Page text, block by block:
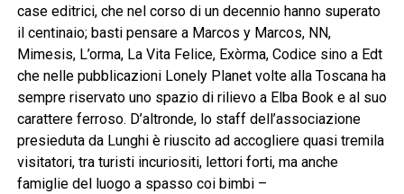
case editrici, che nel corso di un decennio hanno superato
il centinaio; basti pensare a Marcos y Marcos, NN,
Mimesis, L’orma, La Vita Felice, Exòrma, Codice sino a Edt
che nelle pubblicazioni Lonely Planet volte alla Toscana ha
sempre riservato uno spazio di rilievo a Elba Book e al suo
carattere ferroso. D’altronde, lo staff dell’associazione
presieduta da Lunghi è riuscito ad accogliere quasi tremila
visitatori, tra turisti incuriositi, lettori forti, ma anche
famiglie del luogo a spasso coi bimbi –